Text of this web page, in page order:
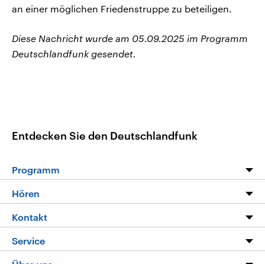
an einer möglichen Friedenstruppe zu beteiligen.
Diese Nachricht wurde am 05.09.2025 im Programm
Deutschlandfunk gesendet.
Entdecken Sie den Deutschlandfunk
Programm
Programm
Die Nachrichten
Nachrichtenleicht
Hören
Livestream
Podcasts
Kontakt
Hörerservice
Service
FAQ